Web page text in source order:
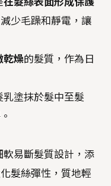
少毛躁和靜電，讓
乾燥的髮質，作為日
塗抹於髮中至髮
軟易斷髮質設計，添
髮絲彈性，質地輕